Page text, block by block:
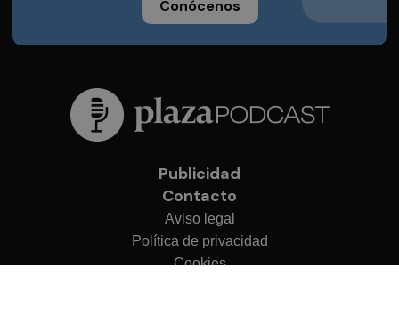
Conócenos
Publicidad
Contacto
Aviso legal
Política de privacidad
Cookies